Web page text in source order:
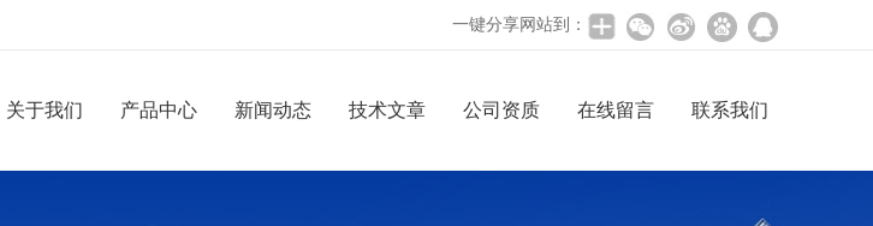
一键分享网站到：
关于我们 产品中心 新闻动态 技术文章 公司资质 在线留言 联系我们